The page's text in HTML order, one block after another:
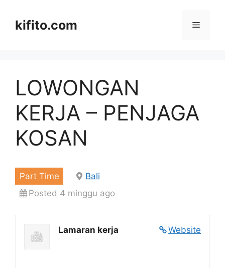
kifito.com Menu
LOWONGAN
KERJA – PENJAGA
KOSAN
Part Time
Bali
Posted 4 minggu ago
Website
Lamaran kerja